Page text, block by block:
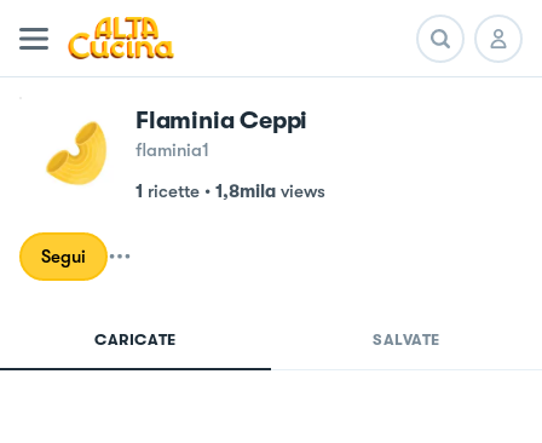
Flaminia Ceppi
flaminia1
1 ricette • 1,8mila views
Segui
CARICATE SALVATE